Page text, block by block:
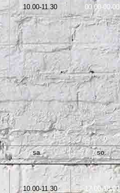
10.00-11.30 00.00-00.00
sa. so.
10.00-11.30
17.00-18.00